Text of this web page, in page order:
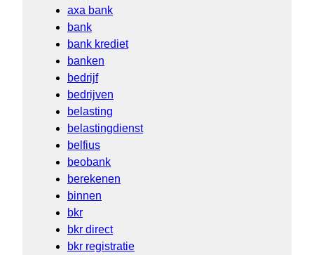
axa bank
bank
bank krediet
banken
bedrijf
bedrijven
belasting
belastingdienst
belfius
beobank
berekenen
binnen
bkr
bkr direct
bkr registratie